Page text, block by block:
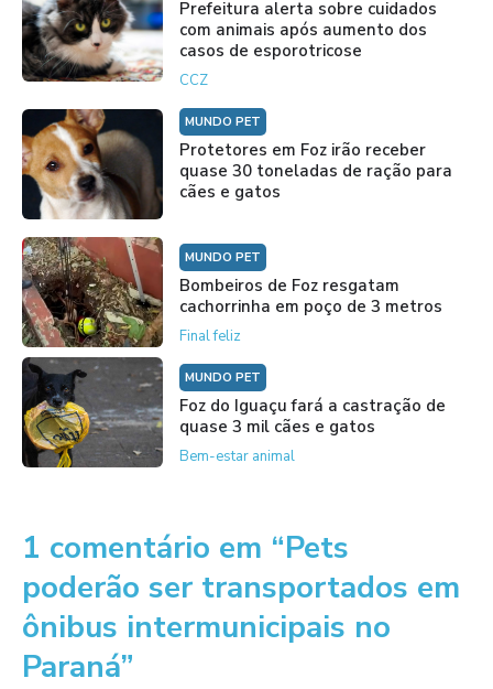
Prefeitura alerta sobre cuidados
com animais após aumento dos
casos de esporotricose
CCZ
MUNDO PET
Protetores em Foz irão receber
quase 30 toneladas de ração para
cães e gatos
MUNDO PET
Bombeiros de Foz resgatam
cachorrinha em poço de 3 metros
Final feliz
MUNDO PET
Foz do Iguaçu fará a castração de
quase 3 mil cães e gatos
Bem-estar animal
1 comentário em “Pets
poderão ser transportados em
ônibus intermunicipais no
Paraná”